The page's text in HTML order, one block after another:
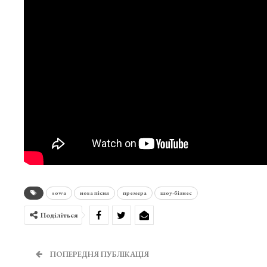
sowa нова пісня премєра шоу-бізнес
Поділіться
ПОПЕРЕДНЯ ПУБЛІКАЦІЯ